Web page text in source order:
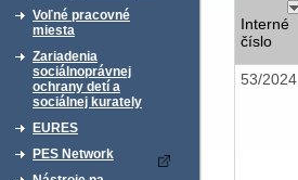
Voľné pracovné
miesta
Zariadenia
sociálnoprávnej
ochrany detí a
sociálnej kurately
EURES
PES Network
Interné
číslo
53/2024